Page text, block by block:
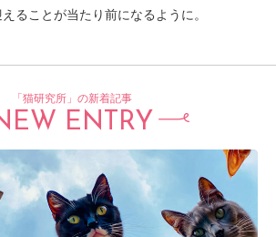
ることが当たり前になるように。
「猫研究所」の新着記事
ENTRY